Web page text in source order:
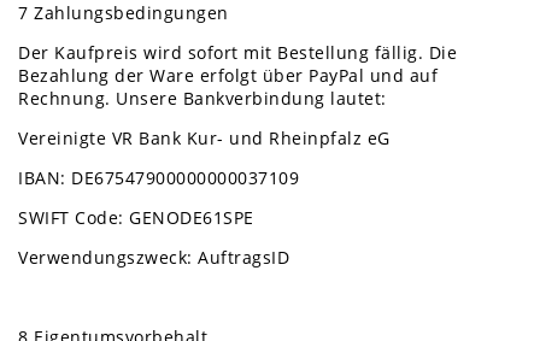
7 Zahlungsbedingungen
Der Kaufpreis wird sofort mit Bestellung fällig. Die
Bezahlung der Ware erfolgt über PayPal und auf
Rechnung. Unsere Bankverbindung lautet:
Vereinigte VR Bank Kur- und Rheinpfalz eG
IBAN: DE67547900000000037109
SWIFT Code: GENODE61SPE
Verwendungszweck: AuftragsID